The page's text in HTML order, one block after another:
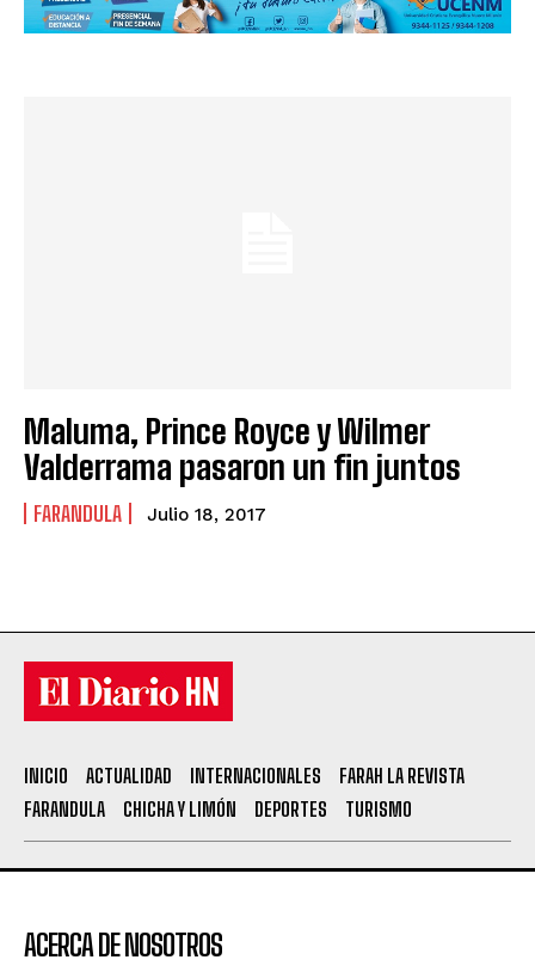
Maluma, Prince Royce y Wilmer
Valderrama pasaron un fin juntos
FARANDULA Julio 18, 2017
INICIO ACTUALIDAD INTERNACIONALES
FARAH LA REVISTA
FARANDULA
CHICHA Y LIMÓN DEPORTES TURISMO
ACERCA DE NOSOTROS